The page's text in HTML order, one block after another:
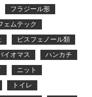
フラジール形
ェムテック
ビスフェノール類
イオマス
ハンカチ
ニット
トイレ